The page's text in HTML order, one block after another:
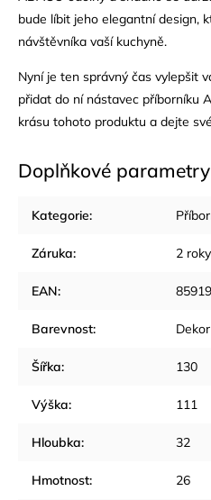
bude líbit jeho elegantní design,
návštěvníka vaší kuchyně.
Nyní je ten správný čas vylepšit
přidat do ní nástavec příborníku
krásu tohoto produktu a dejte
Doplňkové parametry
Kategorie:
Záruka: 2 roky
EAN:
Barevnost:
Šířka: 130
Výška: 111
Hloubka: 32
Hmotnost: 26